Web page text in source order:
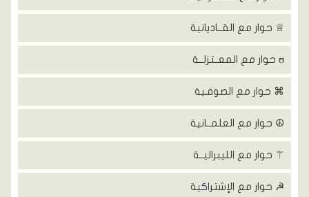
♕ حوار مع القــاديانية
ʊ حوار مع المعــتزلــة
⌘ حوار مع الصوفـية
☮ حوار مع العلمــانية
⚚ حوار مع الليبراليــة
☭ حوار مع الإشتراكية